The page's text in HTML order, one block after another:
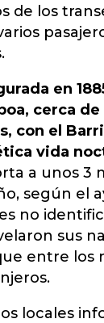
de los
en
cerca de
con el
vida
a unos 3
según el
no
sus
entre los
locales